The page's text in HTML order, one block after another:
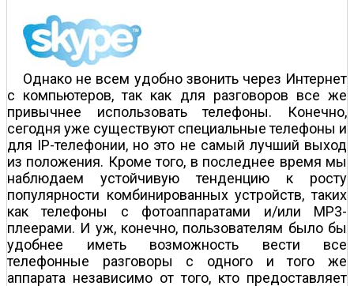
Однако не всем удобно звонить через Интернет
с компьютеров, так как для разговоров все же
привычнее использовать телефоны. Конечно,
сегодня уже существуют специальные телефоны и
для IP-телефонии, но это не самый лучший выход
из положения. Кроме того, в последнее время мы
наблюдаем устойчивую тенденцию к росту
популярности комбинированных устройств, таких
как телефоны с фотоаппаратами и/или MP3-
плеерами. И уж, конечно, пользователям было бы
удобнее иметь возможность вести все
телефонные разговоры с одного и того же
аппарата независимо от того, кто предоставляет